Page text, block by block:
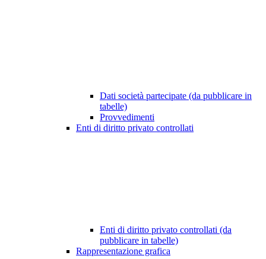
Dati società partecipate (da pubblicare in
tabelle)
Provvedimenti
Enti di diritto privato controllati
Enti di diritto privato controllati (da
pubblicare in tabelle)
Rappresentazione grafica